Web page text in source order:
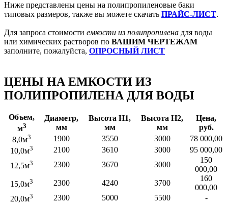
Ниже представлены цены на полипропиленовые баки
типовых размеров, также вы можете скачать ПРАЙС-ЛИСТ.
Для запроса стоимости емкости из полипропилена для воды
или химических растворов по ВАШИМ ЧЕРТЕЖАМ
заполните, пожалуйста, ОПРОСНЫЙ ЛИСТ
ЦЕНЫ НА ЕМКОСТИ ИЗ
ПОЛИПРОПИЛЕНА ДЛЯ ВОДЫ
Объем,
м3
Диаметр,
мм
Высота Н1,
мм
Высота Н2,
мм
Цена,
руб.
8,0м3 1900 3550 3000
78 000,00
10,0м3 2100 3610 3000
95 000,00
12,5м3 2300 3670 3000
150
000,00
15,0м3 2300 4240 3700
160
000,00
20,0м3 2300 5000 5500 -